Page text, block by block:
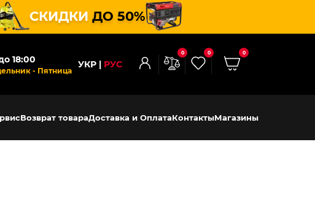
СКИДКИ ДО 50%
18:00
- Пятница
УКР РУС
0 0 0
Возврат товараДоставка и ОплатаКонтактыМагазины